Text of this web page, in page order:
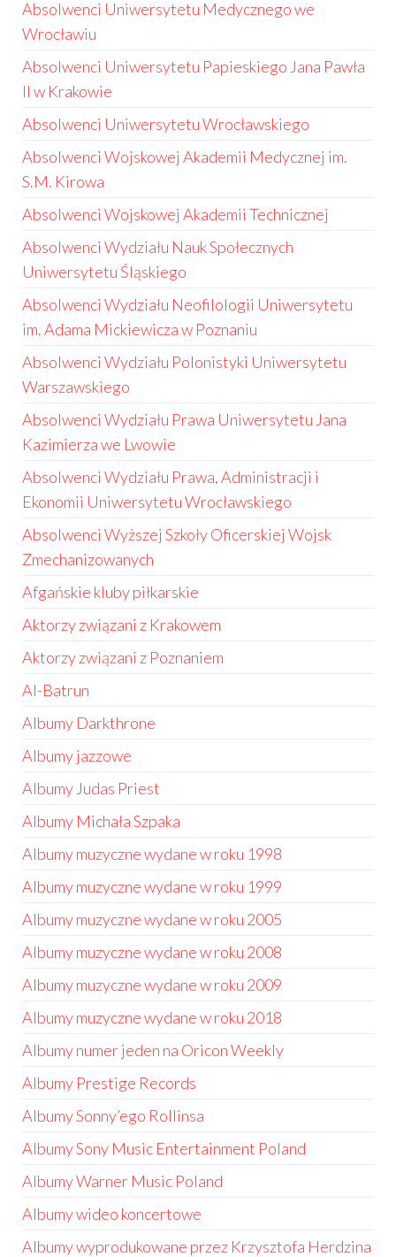
Absolwenci Uniwersytetu Medycznego we
Wrocławiu
Absolwenci Uniwersytetu Papieskiego Jana Pawła
II w Krakowie
Absolwenci Uniwersytetu Wrocławskiego
Absolwenci Wojskowej Akademii Medycznej im.
S.M. Kirowa
Absolwenci Wojskowej Akademii Technicznej
Absolwenci Wydziału Nauk Społecznych
Uniwersytetu Śląskiego
Absolwenci Wydziału Neofilologii Uniwersytetu
im. Adama Mickiewicza w Poznaniu
Absolwenci Wydziału Polonistyki Uniwersytetu
Warszawskiego
Absolwenci Wydziału Prawa Uniwersytetu Jana
Kazimierza we Lwowie
Absolwenci Wydziału Prawa, Administracji i
Ekonomii Uniwersytetu Wrocławskiego
Absolwenci Wyższej Szkoły Oficerskiej Wojsk
Zmechanizowanych
Afgańskie kluby piłkarskie
Aktorzy związani z Krakowem
Aktorzy związani z Poznaniem
Al-Batrun
Albumy Darkthrone
Albumy jazzowe
Albumy Judas Priest
Albumy Michała Szpaka
Albumy muzyczne wydane w roku 1998
Albumy muzyczne wydane w roku 1999
Albumy muzyczne wydane w roku 2005
Albumy muzyczne wydane w roku 2008
Albumy muzyczne wydane w roku 2009
Albumy muzyczne wydane w roku 2018
Albumy numer jeden na Oricon Weekly
Albumy Prestige Records
Albumy Sonny’ego Rollinsa
Albumy Sony Music Entertainment Poland
Albumy Warner Music Poland
Albumy wideo koncertowe
Albumy wyprodukowane przez Krzysztofa Herdzina